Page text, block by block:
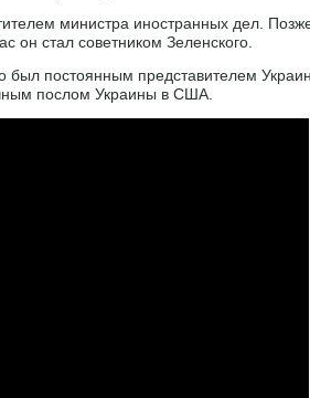
министра иностранных дел.
он стал советником Зеленского.
был постоянным представителем
послом Украины в США.